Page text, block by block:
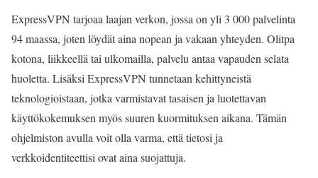
ExpressVPN tarjoaa laajan verkon, jossa on yli 3 000 palvelinta
94 maassa, joten löydät aina nopean ja vakaan yhteyden. Olitpa
kotona, liikkeellä tai ulkomailla, palvelu antaa vapauden selata
huoletta. Lisäksi ExpressVPN tunnetaan kehittyneistä
teknologioistaan, jotka varmistavat tasaisen ja luotettavan
käyttökokemuksen myös suuren kuormituksen aikana. Tämän
ohjelmiston avulla voit olla varma, että tietosi ja
verkkoidentiteettisi ovat aina suojattuja.